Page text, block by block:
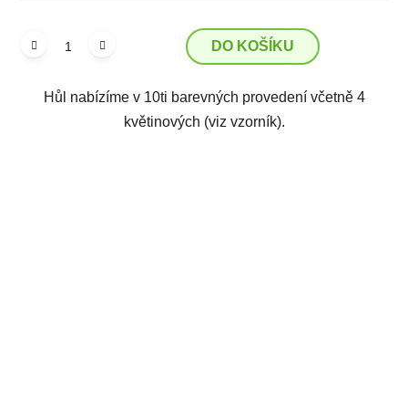
DO KOŠÍKU
Hůl nabízíme v 10ti barevných provedení včetně 4
květinových (viz vzorník).